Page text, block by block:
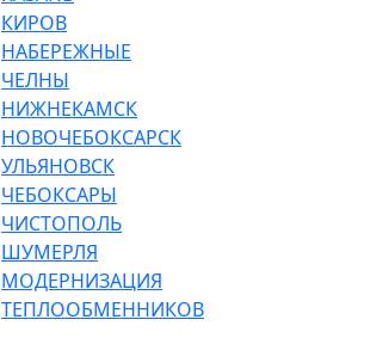
КИРОВ
НАБЕРЕЖНЫЕ
ЧЕЛНЫ
НИЖНЕКАМСК
НОВОЧЕБОКСАРСК
УЛЬЯНОВСК
ЧЕБОКСАРЫ
ЧИСТОПОЛЬ
ШУМЕРЛЯ
МОДЕРНИЗАЦИЯ
ТЕПЛООБМЕННИКОВ